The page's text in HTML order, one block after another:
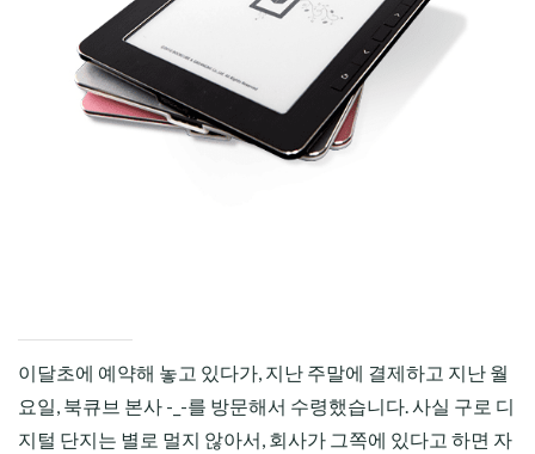
이달초에 예약해 놓고 있다가, 지난 주말에 결제하고 지난 월
요일, 북큐브 본사 -_-를 방문해서 수령했습니다. 사실 구로 디
지털 단지는 별로 멀지 않아서, 회사가 그쪽에 있다고 하면 자